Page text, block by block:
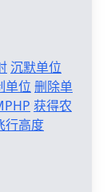
沉默单位
单位 删除单
获得农
行高度